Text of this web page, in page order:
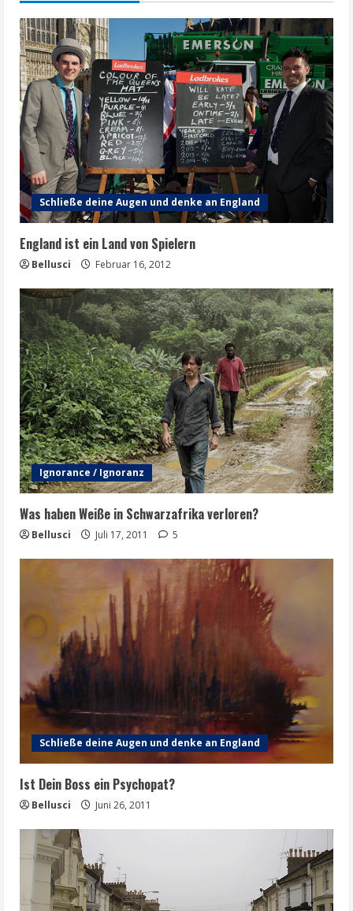
Schließe deine Augen und denke an England
England ist ein Land von Spielern
Bellusci Februar 16, 2012
Ignorance / Ignoranz
Was haben Weiße in Schwarzafrika verloren?
Bellusci Juli 17, 2011 5
Schließe deine Augen und denke an England
Ist Dein Boss ein Psychopat?
Bellusci Juni 26, 2011